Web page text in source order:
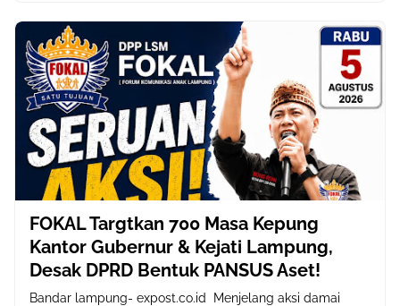
FOKAL Targtkan 700 Masa Kepung
Kantor Gubernur & Kejati Lampung,
Desak DPRD Bentuk PANSUS Aset!
Bandar lampung- expost.co.id Menjelang aksi damai